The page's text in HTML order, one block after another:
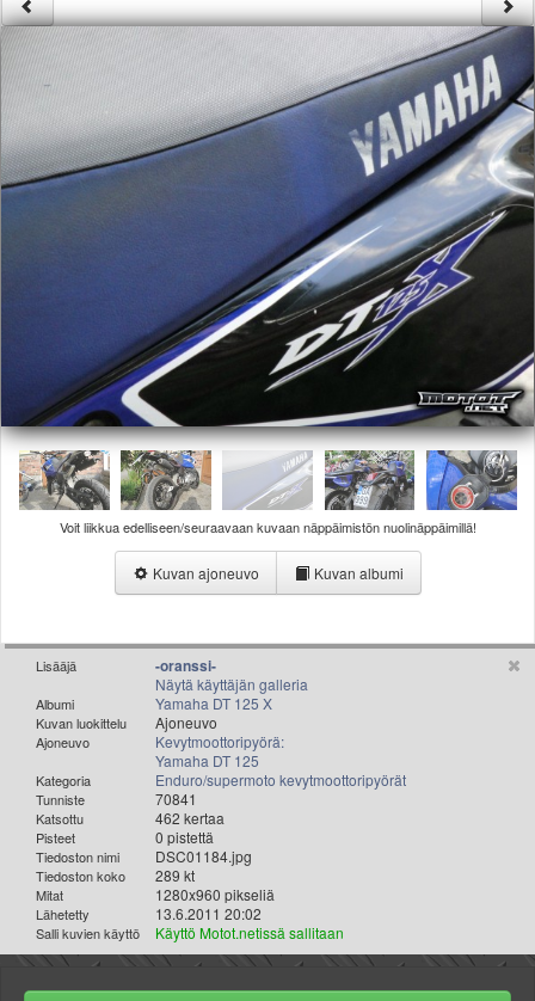
Säännöt ja ohjeet
Uudet ajoneuvot
Uudet kuvat
Uudet videot
Uudet kommentit
MYYDÄÄN
Haku
MP15 kuvia
MP14 kuvia
MP13 kuvia
ACS 2015 kuvia
Lisää uusi tapahtuma
UUTISET
Valitse paikkakunta
Helsingin sää
Oulun sää
Rovaniemen sää
MUUT
VIP-jäsenyys
Paidat ja vaatteet
Suunnittele oma paita
Mainostus
Palaute
Kevytversio
Voit liikkua edelliseen/seuraavaan kuvaan näppäimistön nuolinäppäimillä!
Kuvan ajoneuvo Kuvan albumi
Lisääjä -oranssi-
Näytä käyttäjän galleria
Albumi Yamaha DT 125 X
Kuvan luokittelu Ajoneuvo
Ajoneuvo
Kevytmoottoripyörä:
Yamaha DT 125
Kategoria Enduro/supermoto kevytmoottoripyörät
Tunniste 70841
Katsottu 462 kertaa
Pisteet 0 pistettä
Tiedoston nimi DSC01184.jpg
Tiedoston koko 289 kt
Mitat 1280x960 pikseliä
Lähetetty 13.6.2011 20:02
Salli kuvien käyttö Käyttö Motot.netissä sallitaan